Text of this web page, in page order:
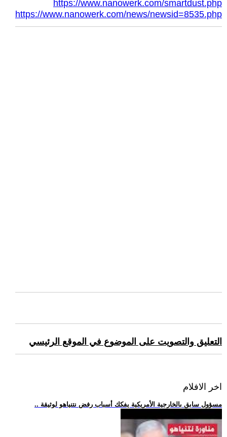
https://www.nanowerk.com/smartdust.php
https://www.nanowerk.com/news/newsid=8535.php
التعليق والتصويت على الموضوع في الموقع الرئيسي
اخر الافلام
.. مسؤول سابق بالخارجية الأمريكية يفكك أسباب رفض نتنياهو لوثيقة